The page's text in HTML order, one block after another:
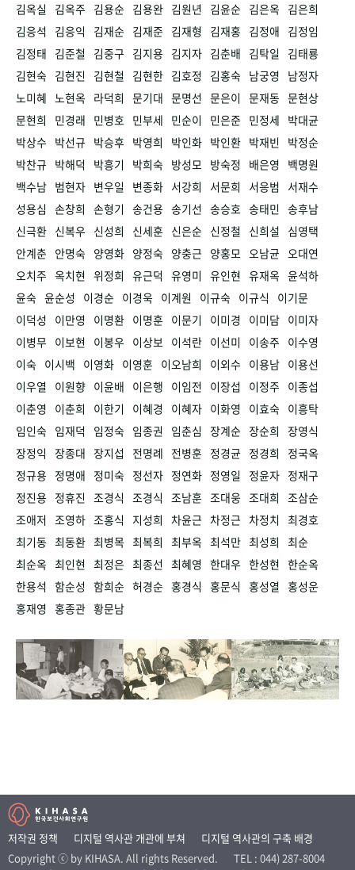
김옥실
김옥주 김용순 김용완 김원년 김윤순 김은옥 김은희
김응석
김응익 김재순 김재준 김재형 김재홍 김정애 김정임
김정태 김준철 김중구 김지용 김지자 김춘배 김탁일
김태룡
김현숙 김현진 김현철 김현한 김호정 김홍숙 남궁영
남정자
노미혜 노현옥 라덕희 문기대 문명선 문은이 문재동 문현상
문현희
민경래 민병호 민부세 민순이 민은준 민정세 박대균
박상수 박선규 박승후 박영희 박인화 박인환 박재빈
박정순
박찬규 박해덕 박흥기 박희숙 방성모 방숙정 배은영
백명원
백수남 범현자 변우일 변종화 서강희 서문희 서응범
서재수
성용심 손창희 손형기 송건용 송기선 송승호 송태민 송후남
신극환 신복우 신성희 신세훈 신은순 신정철 신희설
심영택
안계춘 안명숙 양영화 양정숙 양충근 양홍모 오남균 오대연
오치주 옥치현 위정희 유근덕 유영미 유인현 유재옥 윤석하
윤숙 윤순성 이경순 이경욱 이계원 이규숙 이규식
이기문
이덕성
이만영 이명환 이명훈 이문기 이미경 이미담 이미자
이병무 이보현 이봉우 이상보 이석란 이선미 이송주 이수영
이숙 이시백 이영화 이영훈 이오남희 이외수 이용남 이용선
이우열
이원향 이윤배 이은행 이임전 이장섭 이정주 이종섭
이춘영
이춘희 이한기 이혜경 이혜자 이화영 이효숙 이흥탁
임인숙 임재덕 임정숙 임종권 임춘심 장계순 장순희 장영식
장정익 장종대 장지섭 전명례 전병훈 정경균 정경희
정국옥
정규용 정명애 정미숙 정선자 정연화 정영일 정윤자 정재구
정진용 정휴진 조경식 조경식 조남훈 조대웅 조대희 조삼순
조애저 조영하 조홍식 지성희 차윤근 차정근 차정치 최경호
최기동 최동환 최병목 최복희 최부옥 최석만 최성희 최순
최순옥 최인현 최정은 최종선 최혜영 한대우 한성현 한순옥
한용석 함순성 함희순 허경순 홍경식 홍문식 홍성열 홍성운
홍재영 홍종관 황문남
저작권 정책 디지털 역사관 개관에 부쳐
디지털 역사관의 구축 배경
Copyright ⓒ by KIHASA. All rights Reserved.
TEL : 044) 287-8004